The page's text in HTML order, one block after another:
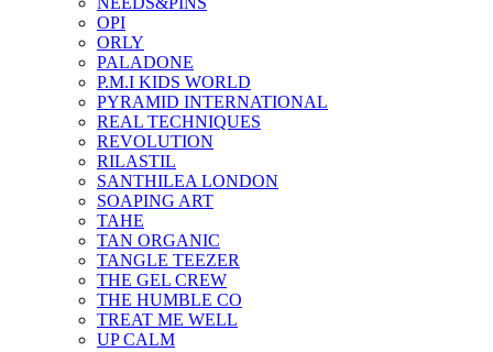
OPI
ORLY
PALADONE
P.M.I KIDS WORLD
PYRAMID INTERNATIONAL
REAL TECHNIQUES
REVOLUTION
RILASTIL
SANTHILEA LONDON
SOAPING ART
TAHE
TAN ORGANIC
TANGLE TEEZER
THE GEL CREW
THE HUMBLE CO
TREAT ME WELL
UP CALM